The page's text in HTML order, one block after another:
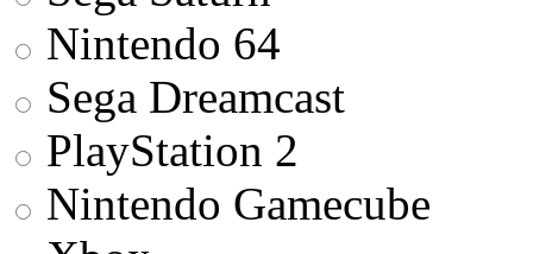
Nintendo 64
Sega Dreamcast
PlayStation 2
Nintendo Gamecube